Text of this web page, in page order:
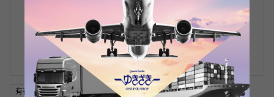
有存貨 新品 女士們 有存貨 新品 女士們